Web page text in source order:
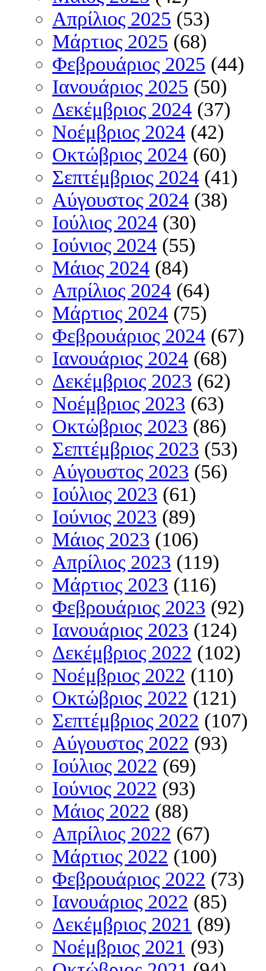
Απρίλιος 2025 (53)
Μάρτιος 2025 (68)
Φεβρουάριος 2025 (44)
Ιανουάριος 2025 (50)
Δεκέμβριος 2024 (37)
Νοέμβριος 2024 (42)
Οκτώβριος 2024 (60)
Σεπτέμβριος 2024 (41)
Αύγουστος 2024 (38)
Ιούλιος 2024 (30)
Ιούνιος 2024 (55)
Μάιος 2024 (84)
Απρίλιος 2024 (64)
Μάρτιος 2024 (75)
Φεβρουάριος 2024 (67)
Ιανουάριος 2024 (68)
Δεκέμβριος 2023 (62)
Νοέμβριος 2023 (63)
Οκτώβριος 2023 (86)
Σεπτέμβριος 2023 (53)
Αύγουστος 2023 (56)
Ιούλιος 2023 (61)
Ιούνιος 2023 (89)
Μάιος 2023 (106)
Απρίλιος 2023 (119)
Μάρτιος 2023 (116)
Φεβρουάριος 2023 (92)
Ιανουάριος 2023 (124)
Δεκέμβριος 2022 (102)
Νοέμβριος 2022 (110)
Οκτώβριος 2022 (121)
Σεπτέμβριος 2022 (107)
Αύγουστος 2022 (93)
Ιούλιος 2022 (69)
Ιούνιος 2022 (93)
Μάιος 2022 (88)
Απρίλιος 2022 (67)
Μάρτιος 2022 (100)
Φεβρουάριος 2022 (73)
Ιανουάριος 2022 (85)
Δεκέμβριος 2021 (89)
Νοέμβριος 2021 (93)